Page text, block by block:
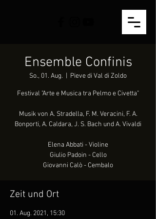
Ensemble Confinis
So., 01. Aug. Pieve di Val di Zoldo
Festival "Arte e Musica tra Pelmo e Civetta"
Musik von A. Stradella, F. M. Veracini, F. A.
Bonporti, A. Caldara, J. S. Bach und A. Vivaldi
Elena Abbati - Violine
Giulio Padoin - Cello
Giovanni Calò - Cembalo
Zeit und Ort
01. Aug. 2021, 15:30